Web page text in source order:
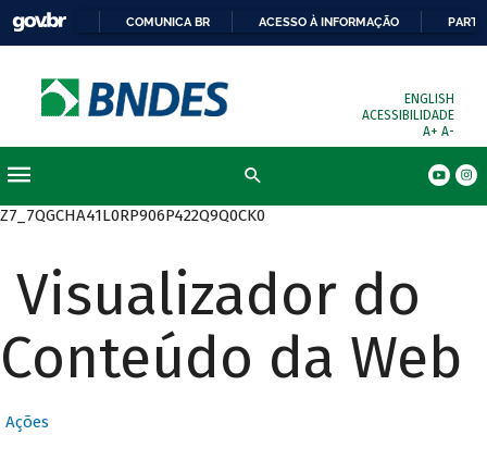
COMUNICA BR ACESSO À INFORMAÇÃO
ENGLISH
ACESSIBILIDADE
A+ A-
Z7_7QGCHA41L0RP906P422Q9Q0CK0
Visualizador do
Conteúdo da Web
Ações